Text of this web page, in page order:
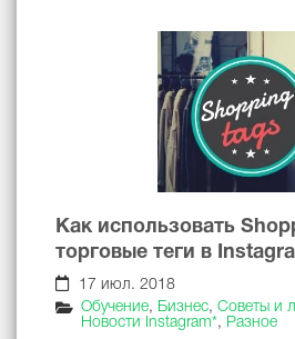
Как использовать
торговые теги в
17 июл. 2018
Обучение, Бизнес, Советы и
Новости Instagram*, Разное